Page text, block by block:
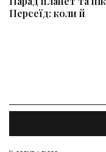
Персеїд: коли й